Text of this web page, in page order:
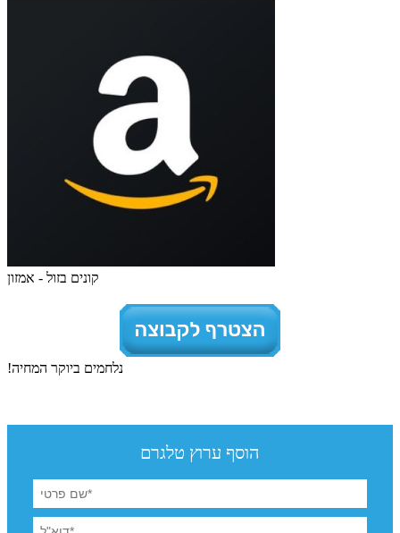
קונים בזול - אמזון
נלחמים ביוקר המחיה!
הוסף ערוץ טלגרם